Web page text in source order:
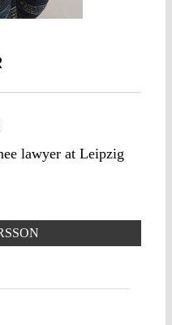
lawyer at Leipzig